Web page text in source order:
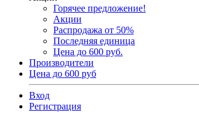
Горячее предложение!
Акции
Распродажа от 50%
Последняя единица
Цена до 600 руб.
Производители
Цена до 600 руб
Вход
Регистрация